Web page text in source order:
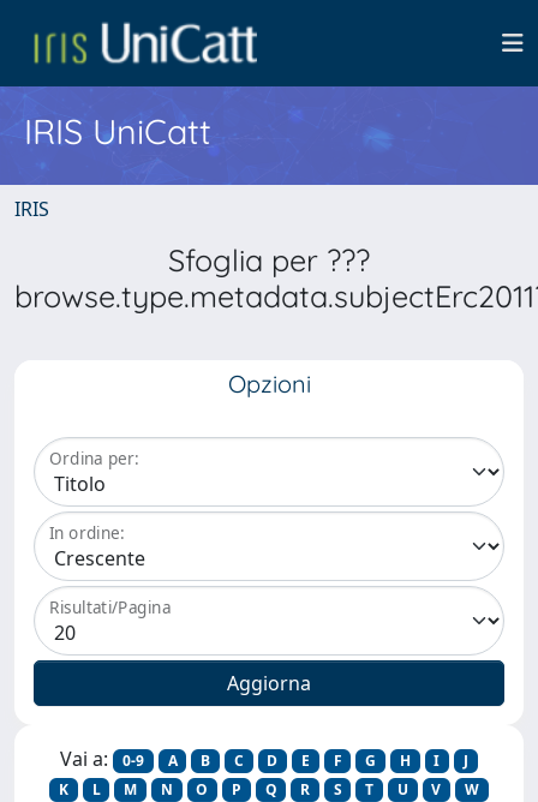
IRIS UniCatt
IRIS
Sfoglia per ???
Opzioni
Ordina per:
In ordine:
Risultati/Pagina
Vai a: 0-9 A B C D E F G H I
J
K
L M N O P Q R S T U V
W